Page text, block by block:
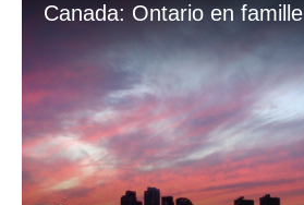
Canada: Ontario en famille